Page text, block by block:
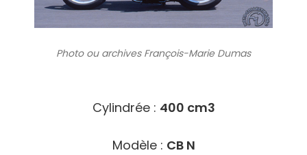
Photo ou archivesFrançois-Marie Dumas
Cylindrée : 400 cm3
Modèle : CB N